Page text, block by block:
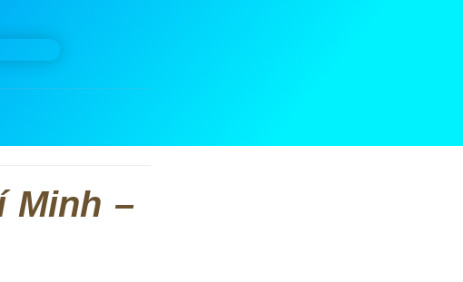
Minh –